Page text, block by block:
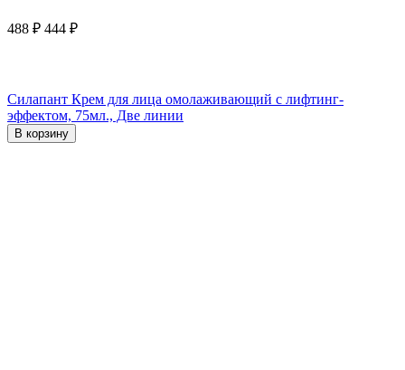
488 ₽ 444 ₽
Силапант Крем для лица омолаживающий с лифтинг-
эффектом, 75мл., Две линии
В корзину